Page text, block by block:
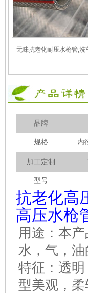
无味抗老化耐压水枪管,洗
品牌
规格 内
加工定制
型号
抗老化高
高压水枪
用途：本
水，气，油
特征：透
型美观，柔